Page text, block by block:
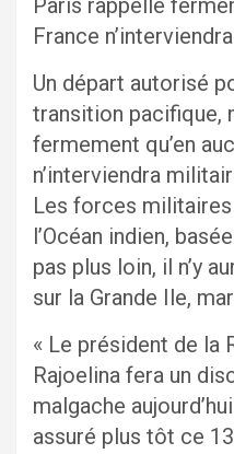
Paris rappelle
France
Un départ autorisé
transition pacifique,
fermement qu’en
n’interviendra
Les forces
l’Océan indien,
pas plus loin, il n’y
sur la Grande Ile,
« Le président de la
Rajoelina fera un
malgache
assuré plus tôt ce